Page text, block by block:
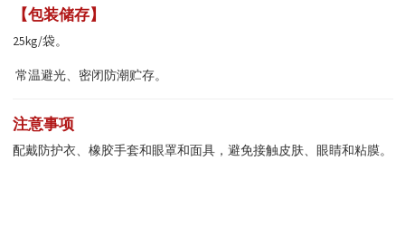
【包装储存】
25kg/袋。
常温避光、密闭防潮贮存。
注意事项
配戴防护衣、橡胶手套和眼罩和面具，避免接触皮肤、眼睛和粘膜。